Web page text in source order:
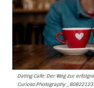
Dating Cafe: Der Weg zur
Curioso.Photography